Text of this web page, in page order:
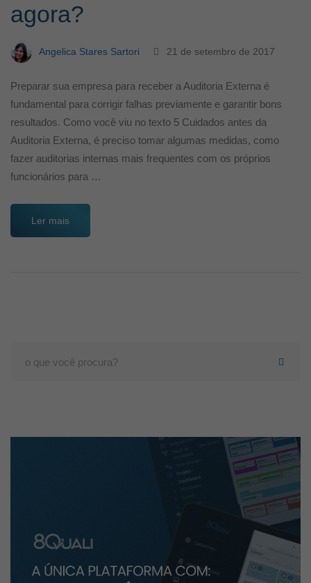
agora?
Angelica Stares Sartori 21 de setembro de 2017
Preparar sua empresa para receber a Auditoria Externa é
fundamental para corrigir falhas previamente e garantir bons
resultados. Como você viu no texto 5 Cuidados antes da
Auditoria Externa, é preciso tomar algumas medidas, como
fazer auditorias internas mais frequentes com os próprios
funcionários para …
Ler mais